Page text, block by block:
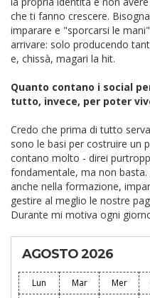
che ti fanno crescere.
imparare e "sporcarsi le
arrivare: solo producendo
e, chissà, magari la hit.
Quanto contano i social
tutto, invece, per poter
Credo che prima di tutto
sono le basi per costruire un
contano molto - direi
fondamentale, ma non
anche nella formazione,
gestire al meglio le nostre
Durante mi motiva ogni
AGOSTO 2026
Lun Mar Mer